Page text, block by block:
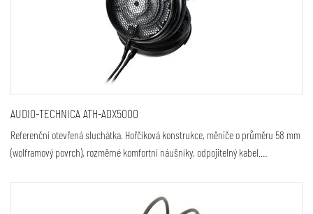
AUDIO-TECHNICA ATH-ADX5000
Referenční otevřená sluchátka. Hořčíková konstrukce, měniče o průměru 58 mm
(wolframový povrch), rozměrné komfortní náušníky, odpojitelný kabel.…